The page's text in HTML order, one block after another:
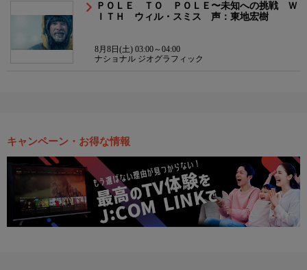
ＰＯＬＥ ＴＯ ＰＯＬＥ〜未知への挑戦 Ｗ
ＩＴＨ ウィル・スミス 声：東地宏樹
8月8日(土) 03:00～04:00
ナショナル ジオグラフィック
キャンペーン・お得な情報